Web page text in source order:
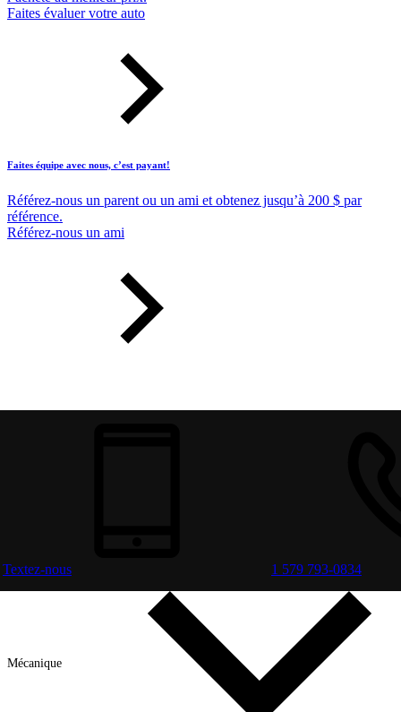
Faites évaluer votre auto
Faites équipe avec nous, c’est payant!
Référez-nous un parent ou un ami et obtenez jusqu’à 200 $ par
référence.
Référez-nous un ami
Textez-nous 1 579 793-0834
Mécanique